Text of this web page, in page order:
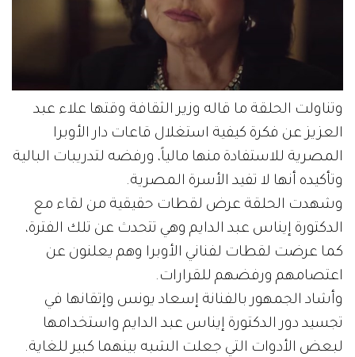
وتناولت الحلقة ما قاله وزير الثقافة وقتها علاء عبد
العزيز عن فكرة كيفية استغلال قاعات دار الأوبرا
المصرية للاستفادة منها مالياً، ورفضه لتدريبات البالية
وتأكيده أنها لا تفيد الأسرة المصرية.
وشهدت الحلقة عرض لقطات حقيقية من لقاء مع
الدكتورة إيناس عبد الدايم وهي تتحدث عن تلك الفترة،
كما عرضت لقطات لفناني الأوبرا وهم يعلنون عن
اعتصامهم ورفضهم للقرارات.
وأشاد الجمهور بالفنانة إسعاد يونس وإتقانها في
تجسيد دور الدكتورة إيناس عبد الدايم واستخدامها
لبعض الأدوات التي جعلت الشبه بينهما كبير للغاية.